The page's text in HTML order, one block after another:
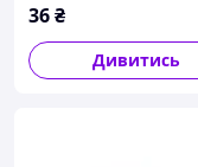
36₴
Дивитись